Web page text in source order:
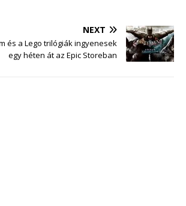
NEXT
és a Lego trilógiák ingyenesek
egy héten át az Epic Storeban